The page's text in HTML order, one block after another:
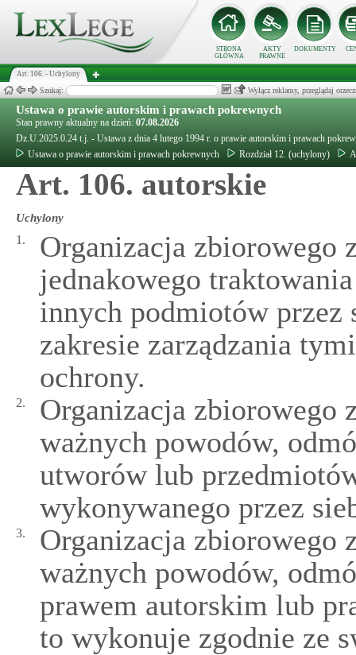
STRONA
GŁÓWNA
AKTY
PRAWNE
DOKUMENTY
Art. 106. - Uchylony
Szukaj: Wyłącz reklamy, przeglądaj
Ustawa o prawie autorskim i prawach pokrewnych
Stan prawny aktualny na dzień: 07.08.2026
Dz.U.2025.0.24 t.j. - Ustawa z dnia 4 lutego 1994 r. o prawie autorskim i prawach
Ustawa o prawie autorskim i prawach pokrewnych
Rozdział 12. (uchylony)
Art. 106. autorskie
Uchylony
1.
Organizacja zbiorowego
jednakowego
innych podmiotów przez
zakresie zarządzania
ochrony.
2.
Organizacja zbiorowego
ważnych powodów,
utworów lub
wykonywanego przez
3.
Organizacja zbiorowego
ważnych powodów,
prawem autorskim lub
to wykonuje zgodnie ze